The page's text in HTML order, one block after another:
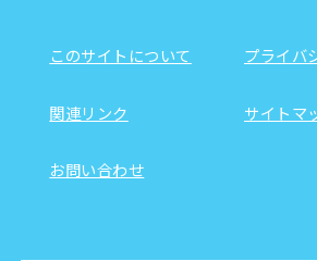
このサイトについて プライバ
関連リンク サイトマ
お問い合わせ